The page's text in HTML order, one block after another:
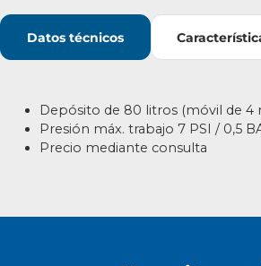
Datos técnicos
Depósito de 80 litros (móvil de 4
Presión máx. trabajo 7 PSI / 0,5
Precio mediante consulta